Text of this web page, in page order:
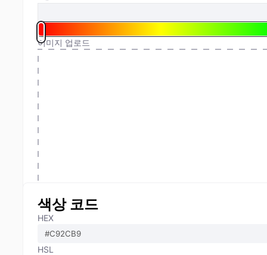
이미지 업로드
색상 코드
HEX
HSL